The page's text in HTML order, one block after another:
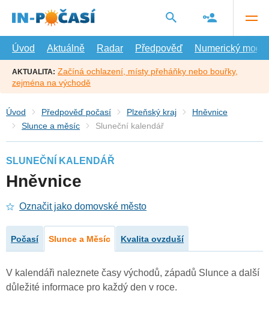
hlavní
Úvod
Aktuálně Radar Předpověď Numerický model
AKTUALITA: Začíná ochlazení, místy přeháňky nebo bouřky,
zejména na východě
Úvod Předpověď počasí Plzeňský kraj
Hněvnice
Slunce a měsíc
Sluneční kalendář
SLUNEČNÍ KALENDÁŘ
Hněvnice
Označit jako domovské město
Počasí Slunce a Měsíc Kvalita ovzduší
V kalendáři naleznete časy východů, západů Slunce a další
důležité informace pro každý den v roce.